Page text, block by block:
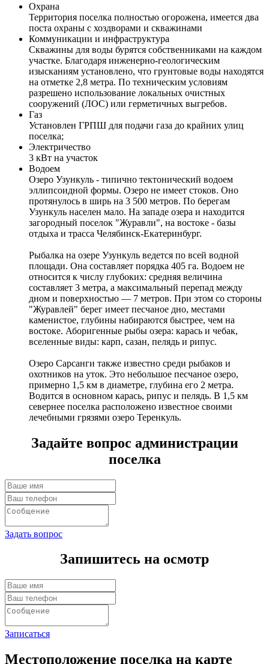
Охрана
Территория поселка полностью огорожена, имеется два
поста охраны с хоздворами и скважинами
Коммуникации и инфраструктура
Скважины для воды бурятся собственниками на каждом
участке. Благодаря инженерно-геологическим
изысканиям установлено, что грунтовые воды находятся
на отметке 2,8 метра. По техническим условиям
разрешено использование локальных очистных
сооружений (ЛОС) или герметичных выгребов.
Газ
Установлен ГРПШ для подачи газа до крайних улиц
поселка;
Электричество
3 кВт на участок
Водоем
Озеро Узункуль - типично тектонический водоем
эллипсоидной формы. Озеро не имеет стоков. Оно
протянулось в ширь на 3 500 метров. По берегам
Узункуль населен мало. На западе озера и находится
загородный поселок "Журавли", на востоке - базы
отдыха и трасса Челябинск-Екатеринбург.
Рыбалка на озере Узункуль ведется по всей водной
площади. Она составляет порядка 405 га. Водоем не
относится к числу глубоких: средняя величина
составляет 3 метра, а максимальный перепад между
дном и поверхностью — 7 метров. При этом со стороны
"Журавлей" берег имеет песчаное дно, местами
каменистое, глубины набираются быстрее, чем на
востоке. Аборигенные рыбы озера: карась и чебак,
вселенные виды: карп, сазан, пелядь и рипус.
Озеро Сарсанги также известно среди рыбаков и
охотников на уток. Это небольшое песчаное озеро,
примерно 1,5 км в диаметре, глубина его 2 метра.
Водится в основном карась, рипус и пелядь. В 1,5 км
севернее поселка расположено известное своими
лечебными грязями озеро Теренкуль.
Задайте вопрос администрации
поселка
Задать вопрос
Запишитесь на осмотр
Записаться
Местоположение поселка на карте